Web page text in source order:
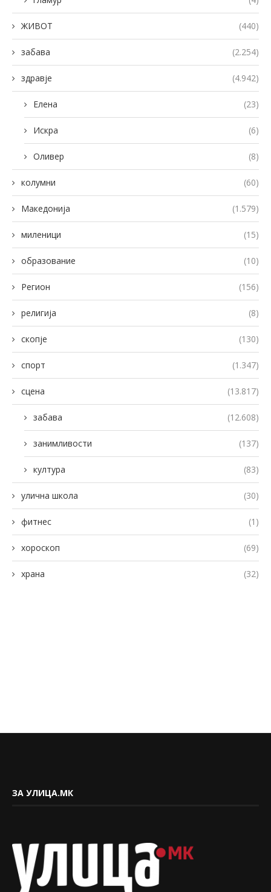
ЖИВОТ (440)
забава (2.254)
здравје (4.942)
Елена (23)
Искра (6)
Оливер (8)
колумни (60)
Македонија (1.579)
миленици (15)
образование (10)
Регион (156)
религија (8)
скопје (130)
спорт (1.347)
сцена (13.817)
забава (12.608)
занимливости (137)
култура (83)
улична школа (30)
фитнес (1)
хороскоп (69)
храна (32)
ЗА УЛИЦА.МК